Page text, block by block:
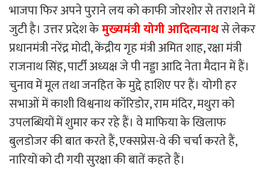
भाजपा फिर अपने पुराने लय को काफी जोरशोर से तराशने में
जुटी है। उत्तर प्रदेश केमुख्यमंत्री योगी आदित्यनाथसे लेकर
प्रधानमंत्री नरेंद्र मोदी, केंद्रीय गृह मंत्री अमित शाह, रक्षा मंत्री
राजनाथ सिंह, पार्टी अध्यक्ष जे पी नड्डा आदि नेता मैदान में हैं।
चुनाव में मूल तथा जनहित के मुद्दे हाशिए पर हैं। योगी हर
सभाओं में काशी विश्वनाथ कॉरिडोर, राम मंदिर, मथुरा को
उपलब्धियों में शुमार कर रहे हैं। वे माफिया के खिलाफ
बुलडोजर की बात करते हैं, एक्सप्रेस-वे की चर्चा करते हैं,
नारियों को दी गयी सुरक्षा की बातें कहते हैं।